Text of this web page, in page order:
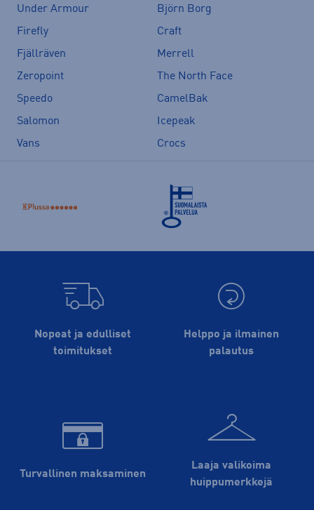
Under Armour
Björn Borg
Firefly
Craft
Fjällräven
Merrell
Zeropoint
The North Face
Speedo
CamelBak
Salomon
Icepeak
Vans
Crocs
Nopeat ja edulliset
toimitukset
Helppo ja ilmainen
palautus
Turvallinen maksaminen
Laaja valikoima
huippu­merkkejä